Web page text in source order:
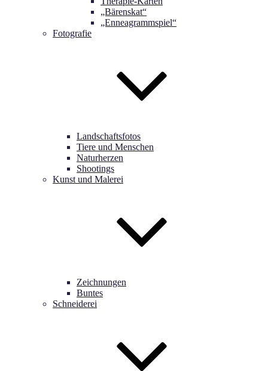
„Bärenskat“
„Enneagrammspiel“
Fotografie
Landschaftsfotos
Tiere und Menschen
Naturherzen
Shootings
Kunst und Malerei
Zeichnungen
Buntes
Schneiderei